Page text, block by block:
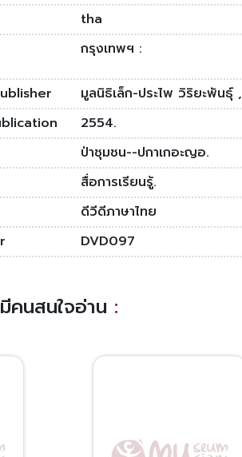
tha
กรุงเทพฯ :
มูลนิธิเล็ก-ประไพ วิริยะพันธุ์ ,
2554.
ป่าชุมชน--ปกาเกอะญอ.
สื่อการเรียนรู้.
ดีวีดีภาษาไทย
DVD097
คนสนใจอ่าน :